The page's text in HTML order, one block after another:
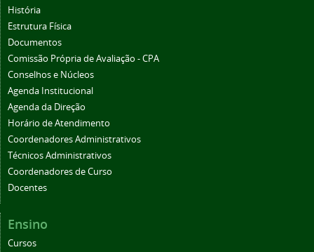
História
Estrutura Física
Documentos
Comissão Própria de Avaliação - CPA
Conselhos e Núcleos
Agenda Institucional
Agenda da Direção
Horário de Atendimento
Coordenadores Administrativos
Técnicos Administrativos
Coordenadores de Curso
Docentes
Ensino
Cursos